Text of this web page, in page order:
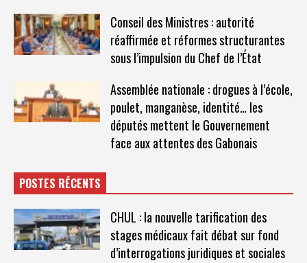
Conseil des Ministres : autorité
réaffirmée et réformes structurantes
sous l’impulsion du Chef de l’État
Assemblée nationale : drogues à l’école,
poulet, manganèse, identité… les
députés mettent le Gouvernement
face aux attentes des Gabonais
POSTES RÉCENTS
CHUL : la nouvelle tarification des
stages médicaux fait débat sur fond
d’interrogations juridiques et sociales